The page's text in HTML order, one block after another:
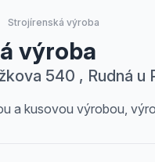
Strojírenská výroba
výroba
540 , Rudná u
a kusovou výrobou,